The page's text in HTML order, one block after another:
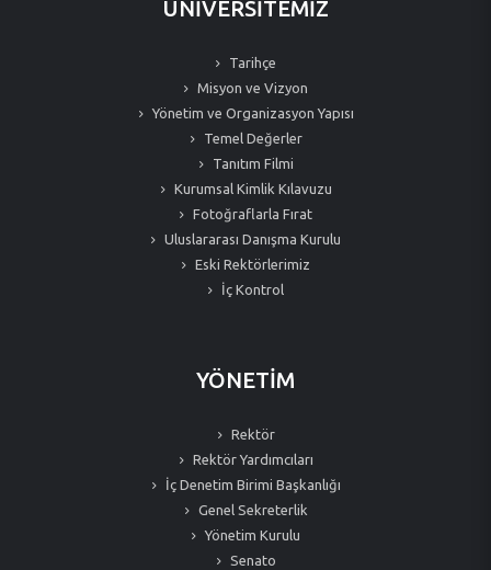
ÜNİVERSİTEMİZ
Tarihçe
Misyon ve Vizyon
Yönetim ve Organizasyon Yapısı
Temel Değerler
Tanıtım Filmi
Kurumsal Kimlik Kılavuzu
Fotoğraflarla Fırat
Uluslararası Danışma Kurulu
Eski Rektörlerimiz
İç Kontrol
YÖNETİM
Rektör
Rektör Yardımcıları
İç Denetim Birimi Başkanlığı
Genel Sekreterlik
Yönetim Kurulu
Senato